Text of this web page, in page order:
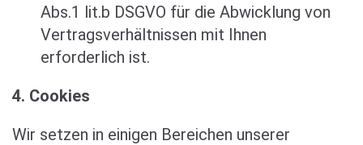
Abs.1 lit.b DSGVO für die Abwicklung von
Vertragsverhältnissen mit Ihnen
erforderlich ist.
4. Cookies
Wir setzen in einigen Bereichen unserer